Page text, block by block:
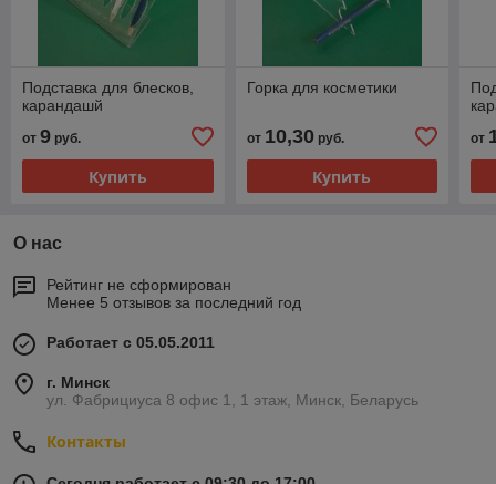
Подставка для блесков,
карандашй
от 9 руб.
Купить
Горка для косметики
от 10,30руб.
Купить
от
О нас
Рейтинг не сформирован
Менее 5 отзывов за последний год
Работает с 05.05.2011
г. Минск
ул. Фабрициуса 8 офис 1, 1 этаж, Минск, Беларусь
Контакты